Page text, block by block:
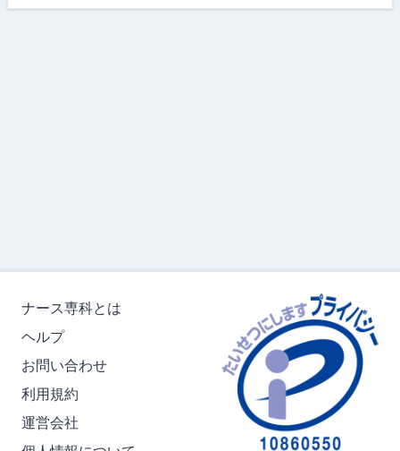
ナース専科とは
ヘルプ
お問い合わせ
利用規約
運営会社